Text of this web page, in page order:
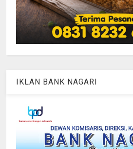
IKLAN BANK NAGARI